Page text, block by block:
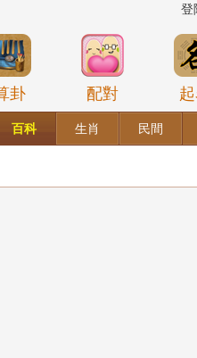
登
卦 配對
百科 生肖 民間